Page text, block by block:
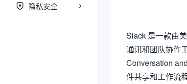
隐私安全
Slack 是一款由
通讯和团队协作
Conversation
件共享和工作流